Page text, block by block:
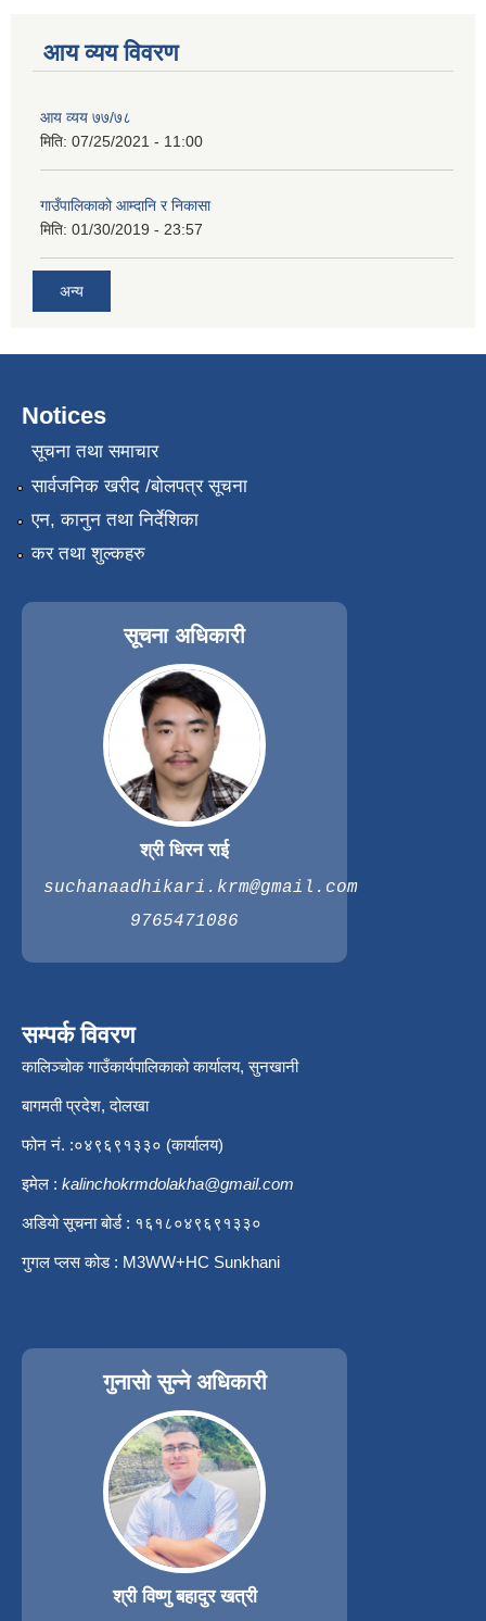
आय व्यय विवरण
आय व्यय ७७/७८
मिति: 07/25/2021 - 11:00
गाउँपालिकाको आम्दानि र निकासा
मिति: 01/30/2019 - 23:57
अन्य
Notices
सूचना तथा समाचार
सार्वजनिक खरीद /बोलपत्र सूचना
एन, कानुन तथा निर्देशिका
कर तथा शुल्कहरु
सूचना अधिकारी
श्री धिरन राई
suchanaadhikari.krm@gmail.com
9765471086
सम्पर्क विवरण
कालिञ्चोक गाउँकार्यपालिकाको कार्यालय, सुनखानी
बागमती प्रदेश, दोलखा
फोन नं. :०४९६९१३३० (कार्यालय)
इमेल : kalinchokrmdolakha@gmail.com
अडियो सूचना बोर्ड : १६१८०४९६९१३३०
गुगल प्लस कोड : M3WW+HC Sunkhani
गुनासो सुन्ने अधिकारी
श्री विष्णु बहादुर खत्री